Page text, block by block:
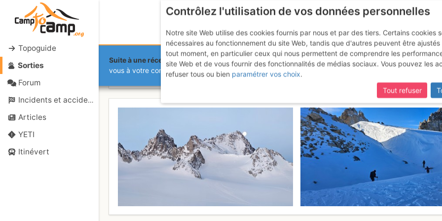
Topoguide
Sorties
Forum
Incidents et accidents
Articles
YETI
Itinévert
Suite à une récente et importante mise à jour du site,si certaines pages ne sont plus accessibles,
vous à votre compte sur le site.
Tourisme entre la cabane du Trient et le
Contrôlez l'utilisation de vos données personnelles
Notre site Web utilise des cookies fournis par nous et par des tiers. Certains cookies
nécessaires au fonctionnement du site Web, tandis que d'autres peuvent être ajustés
tout moment, en particulier ceux qui nous permettent de comprendre les
site Web et de vous fournir des fonctionnalités de médias sociaux. Vous pouvez les
refuser tous ou bien paramétrer vos choix.
Tout refuser